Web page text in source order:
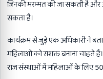
जिनकी मरम्मत की जा सकती है और
सकता है।
कार्यक्रम से जुड़े एक अधिकारी ने
महिलाओं को सशक्त बनाना चाहते
राज संस्थाओं में महिलाओं के लिए